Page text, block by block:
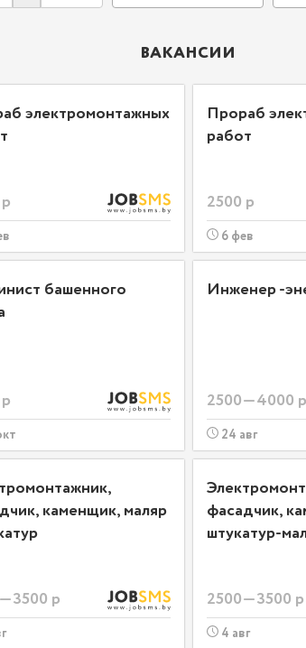
ВАКАНСИИ
электромонтажных
Прораб
работ
2500 р
6 фев
башенного
Инженер -
2500—4000 р
24 авг
каменщик, маляр
р
фасадчик,
штукатур-
2500—3500 р
4 авг